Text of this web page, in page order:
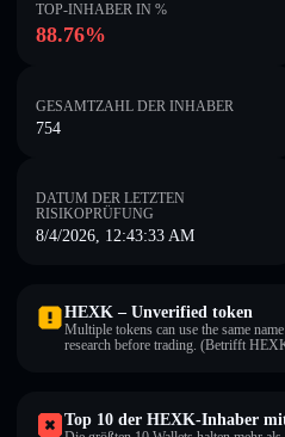
TOP-INHABER IN %
88.76%
GESAMTZAHL DER INHABER
754
DATUM DER LETZTEN
RISIKOPRÜFUNG
8/4/2026, 12:43:33 AM
HEXK – Unverified token
Multiple tokens can use the same
research before trading. (Betrifft
Top 10 der HEXK-Inhaber